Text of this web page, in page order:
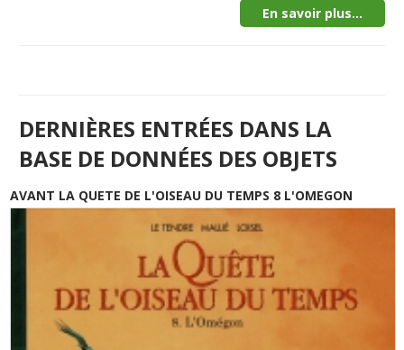
En savoir plus...
DERNIÈRES ENTRÉES DANS LA
BASE DE DONNÉES DES OBJETS
AVANT LA QUETE DE L'OISEAU DU TEMPS 8 L'OMEGON